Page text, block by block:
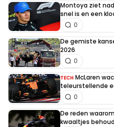
Montoya ziet
snel is en een
0
De gemiste
2026
0
TECH McLaren
teleurstellende
0
De reden
kwaaltjes